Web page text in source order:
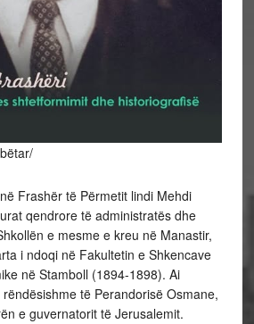
Frashër të Përmetit lindi Mehdi
qendrore të administratës dhe
e mesme e kreu në Manastir,
i ndoqi në Fakultetin e Shkencave
në Stamboll (1894-1898). Ai
të Perandorisë Osmane,
e guvernatorit të Jerusalemit.